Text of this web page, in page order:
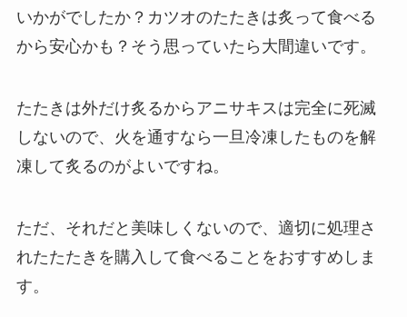
いかがでしたか？ カツオのたたきは炙って食べる
から安心かも？ そう思っていたら大間違いです。
たたきは外だけ炙るからアニサキスは完全に死滅
しないので、
火を通すなら一旦冷凍したものを解
凍して炙るのがよいですね。
ただ、それだと美味しくないので、 適切に処理さ
れたたたきを購入して食べることをおすすめしま
す。